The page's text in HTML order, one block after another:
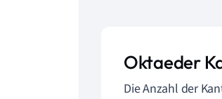
Oktaeder
Die Anzahl der